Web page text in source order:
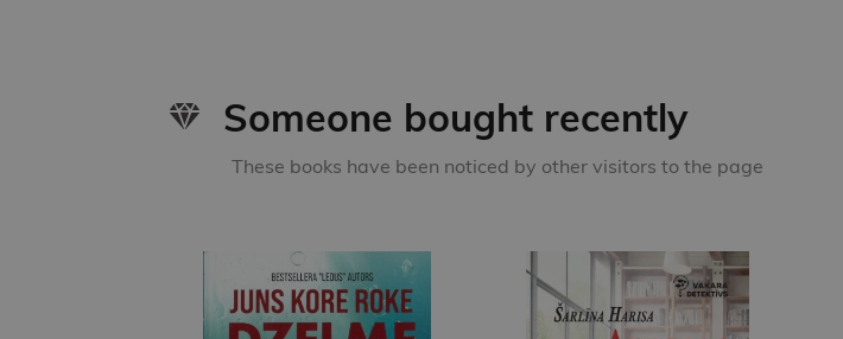
Someone bought recently
These books have been noticed by other visitors to the page